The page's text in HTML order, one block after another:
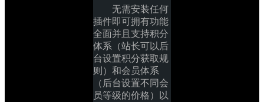
无需安装任何
插件即可拥有功能
全面并且支持积分
体系（站长可以后
台设置积分获取规
则）和会员体系
（后台设置不同会
员等级的价格）以